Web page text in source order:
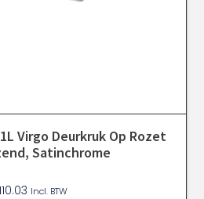
Virgo Deurkruk Op Rozet
Satinchrome
Incl. BTW